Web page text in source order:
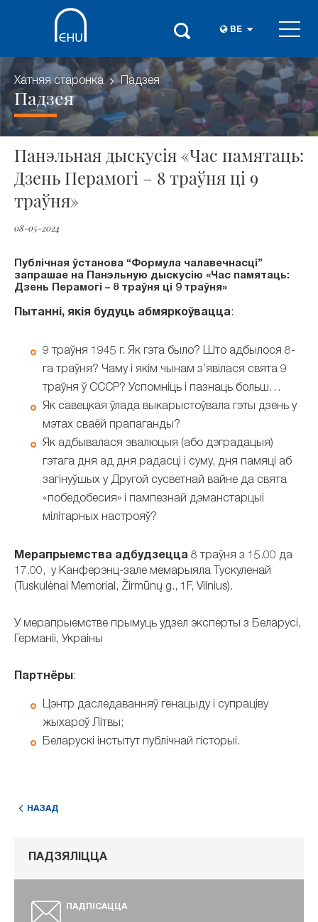
BE
Хатняя старонка Падзея
Падзея
Панэльная дыскусія «Час памятаць:
Дзень Перамогі – 8 траўня ці 9
траўня»
08-05-2024
Публічная ўстанова “Формула чалавечнасці”
запрашае на Панэльную дыскусію «Час памятаць:
Дзень Перамогі – 8 траўня ці 9 траўня»
Пытанні, якія будуць абмяркоўвацца:
9 траўня 1945 г. Як гэта было? Што адбылося 8-
га траўня? Чаму і якім чынам з’явілася свята 9
траўня ў СССР? Успомніць і пазнаць больш…
Як савецкая ўлада выкарыстоўвала гэты дзень у
мэтах сваёй прапаганды?
Як адбывалася эвалюцыя (або дэградацыя)
гэтага дня ад дня радасці і суму, дня памяці аб
загінуўшых у Другой сусветнай вайне да свята
«победобесия» і пампезнай дэманстарцыі
мілітарных настрояў?
Мерапрыемства адбудзецца 8 траўня з 15.00 да
17.00, у Канферэнц-зале мемарыяла Тускуленай
(Tuskulėnai Memorial, Žirmūnų g., 1F, Vilnius).
У мерапрыемстве прымуць удзел эксперты з Беларусі,
Германіі, Украіны
Партнёры:
Цэнтр даследаванняў генацыду і супраціву
жыхароў Літвы;
Беларускі інстытут публічнай гісторыі.
НАЗАД
ПАДЗЯЛІЦЦА
ПАДПІСАЦЦА